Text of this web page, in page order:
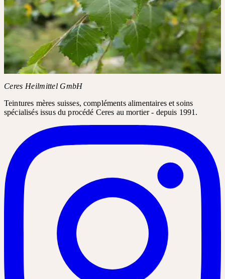
#BETULAPENDULA
Les posts Instagram nécessitent votre consentement pour le
contenu tiers.
Charger Instagram
Ceres Heilmittel GmbH
Teintures mères suisses, compléments alimentaires et soins
spécialisés issus du procédé Ceres au mortier - depuis 1991.